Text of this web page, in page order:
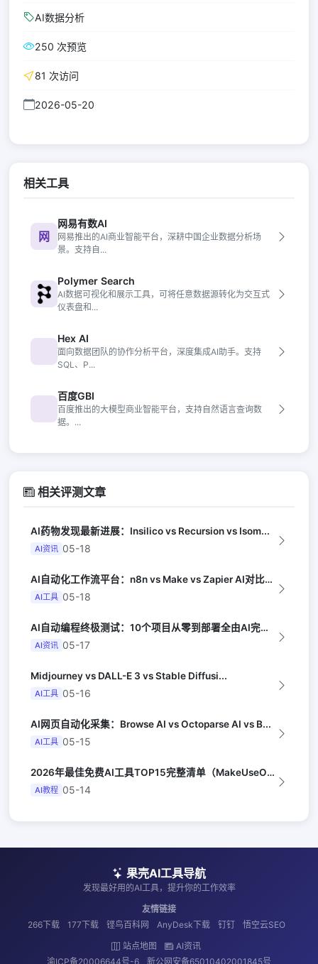
AI数据分析
250 次预览
81 次访问
2026-05-20
相关工具
网
网易有数AI
网易推出的AI商业智能平台，深耕中国企业数据分析场
景。支持自...
Polymer Search
AI数据可视化和展示工具，可将任意数据源转化为交互式
仪表盘和...
Hex AI
面向数据团队的协作分析平台，深度集成AI助手。支持
SQL、P...
百度GBI
百度推出的大模型商业智能平台，支持自然语言查询数
据。...
相关评测文章
AI药物发现最新进展：Insilico vs Recursion vs Isom...
AI资讯 05-18
AI自动化工作流平台：n8n vs Make vs Zapier AI对比（Au...
AI工具 05-18
AI自动编程终极测试：10个项目从零到部署全由AI完成（Y Combinator...
AI资讯 05-17
Midjourney vs DALL-E 3 vs Stable Diffusi...
AI工具 05-16
AI网页自动化采集：Browse AI vs Octoparse AI vs B...
AI工具 05-15
2026年最佳免费AI工具TOP15完整清单（MakeUseOf）
AI教程 05-14
果壳AI工具导航
发现最好用的AI工具，提升你的工作效率
友情链接
266下载
177下载 铿鸟百科网 AnyDesk下载 钉钉
悟空云SEO
站点地图
AI资讯
渝ICP备20006644号-6
新公网安备65010402001845号